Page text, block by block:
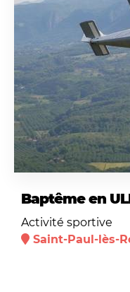
Baptême en
Activité sportive
Saint-Paul-lès-